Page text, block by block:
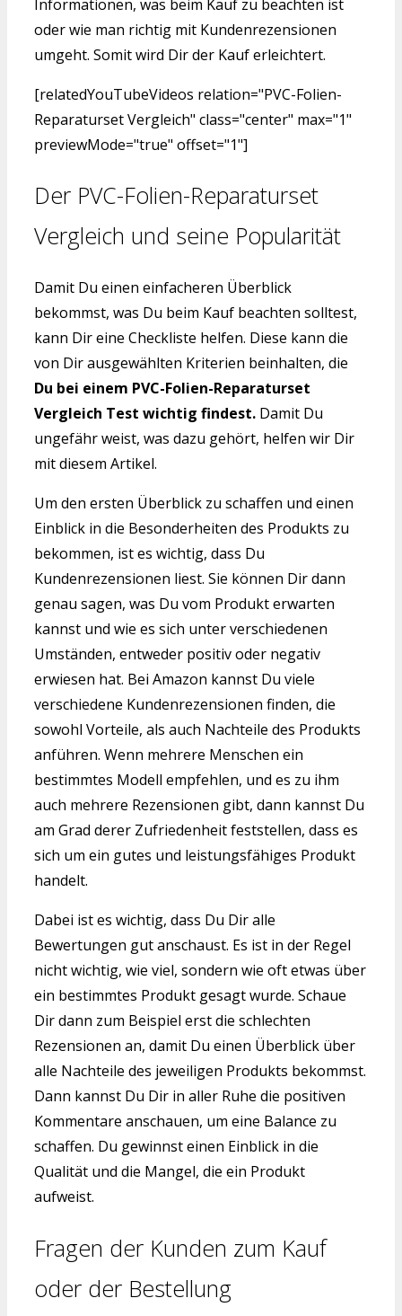
Informationen, was beim Kauf zu beachten ist
oder wie man richtig mit Kundenrezensionen
umgeht. Somit wird Dir der Kauf erleichtert.
[relatedYouTubeVideos relation="PVC-Folien-
Reparaturset Vergleich" class="center" max="1"
previewMode="true" offset="1"]
Der PVC-Folien-Reparaturset
Vergleich und seine Popularität
Damit Du einen einfacheren Überblick
bekommst, was Du beim Kauf beachten solltest,
kann Dir eine Checkliste helfen. Diese kann die
von Dir ausgewählten Kriterien beinhalten, die
Du bei einem PVC-Folien-Reparaturset
Vergleich Test wichtig findest. Damit Du
ungefähr weist, was dazu gehört, helfen wir Dir
mit diesem Artikel.
Um den ersten Überblick zu schaffen und einen
Einblick in die Besonderheiten des Produkts zu
bekommen, ist es wichtig, dass Du
Kundenrezensionen liest. Sie können Dir dann
genau sagen, was Du vom Produkt erwarten
kannst und wie es sich unter verschiedenen
Umständen, entweder positiv oder negativ
erwiesen hat. Bei Amazon kannst Du viele
verschiedene Kundenrezensionen finden, die
sowohl Vorteile, als auch Nachteile des Produkts
anführen. Wenn mehrere Menschen ein
bestimmtes Modell empfehlen, und es zu ihm
auch mehrere Rezensionen gibt, dann kannst Du
am Grad derer Zufriedenheit feststellen, dass es
sich um ein gutes und leistungsfähiges Produkt
handelt.
Dabei ist es wichtig, dass Du Dir alle
Bewertungen gut anschaust. Es ist in der Regel
nicht wichtig, wie viel, sondern wie oft etwas über
ein bestimmtes Produkt gesagt wurde. Schaue
Dir dann zum Beispiel erst die schlechten
Rezensionen an, damit Du einen Überblick über
alle Nachteile des jeweiligen Produkts bekommst.
Dann kannst Du Dir in aller Ruhe die positiven
Kommentare anschauen, um eine Balance zu
schaffen. Du gewinnst einen Einblick in die
Qualität und die Mangel, die ein Produkt
aufweist.
Fragen der Kunden zum Kauf
oder der Bestellung